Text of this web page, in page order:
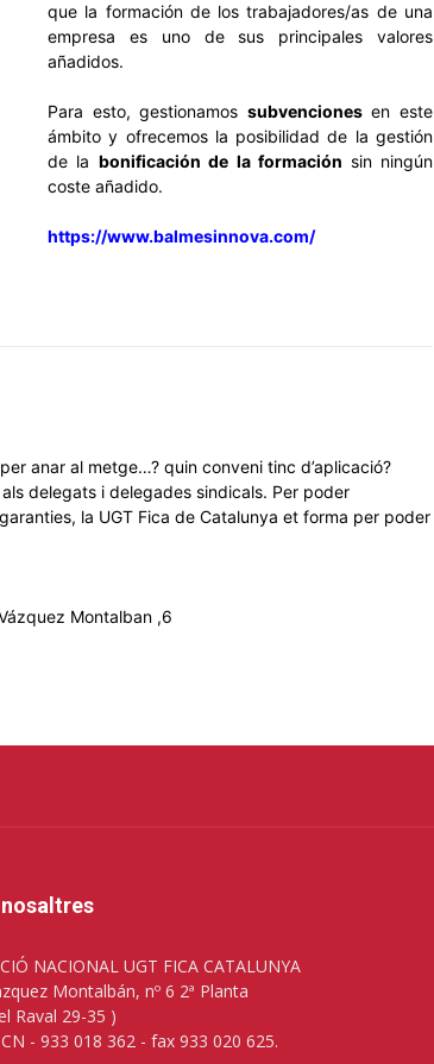
que la formación de los trabajadores/as de una
empresa es uno de sus principales valores
añadidos.
Para esto, gestionamos subvencionesen este
ámbito y ofrecemos la posibilidad de la gestión
de la bonificación de la formación sin ningún
coste añadido.
https://www.balmesinnova.com/
anar al metge…? quin conveni tinc d’aplicació?
delegats i delegades sindicals. Per poder
la UGT Fica de Catalunya et forma per poder
Montalban ,6
NACIONAL UGT FICA CATALUNYA
Montalbán, nº 6 2ª Planta
Raval 29-35 )
- 933 018 362 - fax 933 020 625.